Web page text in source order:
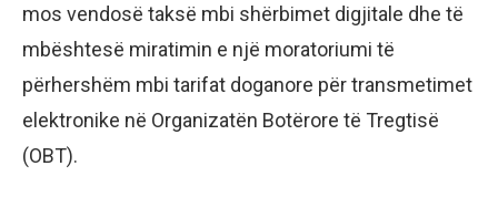
mos vendosë taksë mbi shërbimet digjitale dhe të
mbështesë miratimin e një moratoriumi të
përhershëm mbi tarifat doganore për transmetimet
elektronike në Organizatën Botërore të Tregtisë
(OBT).